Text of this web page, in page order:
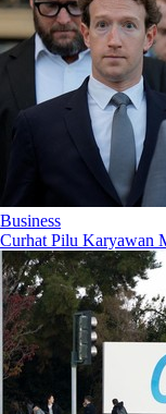
Business
Curhat Pilu Karyawan